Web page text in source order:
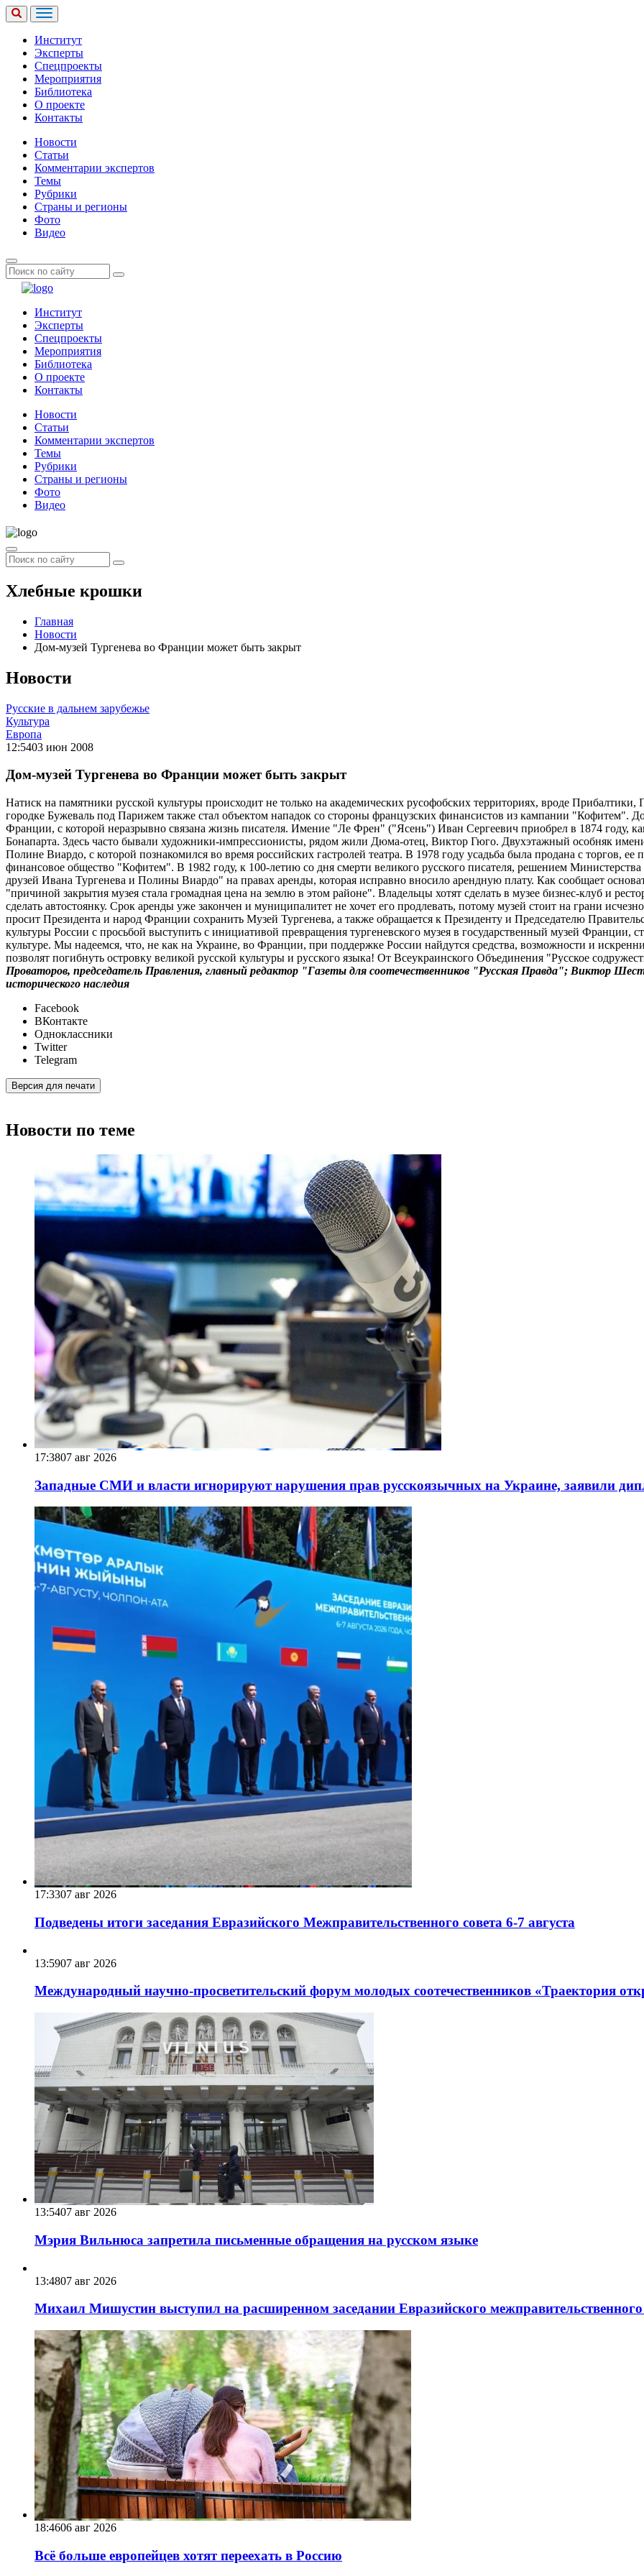
Институт
Эксперты
Спецпроекты
Мероприятия
Библиотека
О проекте
Контакты
Новости
Статьи
Комментарии экспертов
Темы
Рубрики
Страны и регионы
Фото
Видео
Институт
Эксперты
Спецпроекты
Мероприятия
Библиотека
О проекте
Контакты
Новости
Статьи
Комментарии экспертов
Темы
Рубрики
Страны и регионы
Фото
Видео
Хлебные крошки
Главная
Новости
Дом-музей Тургенева во Франции может быть закрыт
Новости
Русские в дальнем зарубежье
Культура
Европа
12:5403 июн 2008
Дом-музей Тургенева во Франции может быть закрыт
Натиск на памятники русской культуры происходит не только на академических русофобских территориях, вроде
городке Бужеваль под Парижем также стал объектом нападок со стороны французских финансистов из кампании "Кофитем".
Франции, с которой неразрывно связана жизнь писателя. Имение "Ле Френ" ("Ясень") Иван Сергеевич приобрел в 1874 году,
Бонапарта. Здесь часто бывали художники-импрессионисты, рядом жили Дюма-отец, Виктор Гюго. Двухэтажный особняк
Полине Виардо, с которой познакомился во время российских гастролей театра. В 1978 году усадьба была продана с торгов,
финансовое общество "Кофитем". В 1982 году, к 100-летию со дня смерти великого русского писателя, решением
друзей Ивана Тургенева и Полины Виардо" на правах аренды, которая исправно вносило арендную плату. Как сообщает
"причиной закрытия музея стала громадная цена на землю в этом районе". Владельцы хотят сделать в музее бизнес-клуб и
сделать автостоянку. Срок аренды уже закончен и муниципалитет не хочет его продлевать, потому музей стоит на грани
просит Президента и народ Франции сохранить Музей Тургенева, а также обращается к Президенту и Председателю
культуры России с просьбой выступить с инициативой превращения тургеневского музея в государственный музей Франции,
культуре. Мы надеемся, что, не как на Украине, во Франции, при поддержке России найдутся средства, возможности и
позволят погибнуть островку великой русской культуры и русского языка! От Всеукраинского Объединения "Русское
Проваторов, председатель Правления, главный редактор "Газеты для соотечественников "Русская Правда"; Виктор
исторического наследия
Facebook
ВКонтакте
Одноклассники
Twitter
Telegram
Версия для печати
Новости по теме
17:3807 авг 2026
Западные СМИ и власти игнорируют нарушения прав русскоязычных на Украине, заявили
17:3307 авг 2026
Подведены итоги заседания Евразийского Межправительственного совета 6-7 августа
13:5907 авг 2026
Международный научно-просветительский форум молодых соотечественников «Траектория
13:5407 авг 2026
Мэрия Вильнюса запретила письменные обращения на русском языке
13:4807 авг 2026
Михаил Мишустин выступил на расширенном заседании Евразийского
18:4606 авг 2026
Всё больше европейцев хотят переехать в Россию